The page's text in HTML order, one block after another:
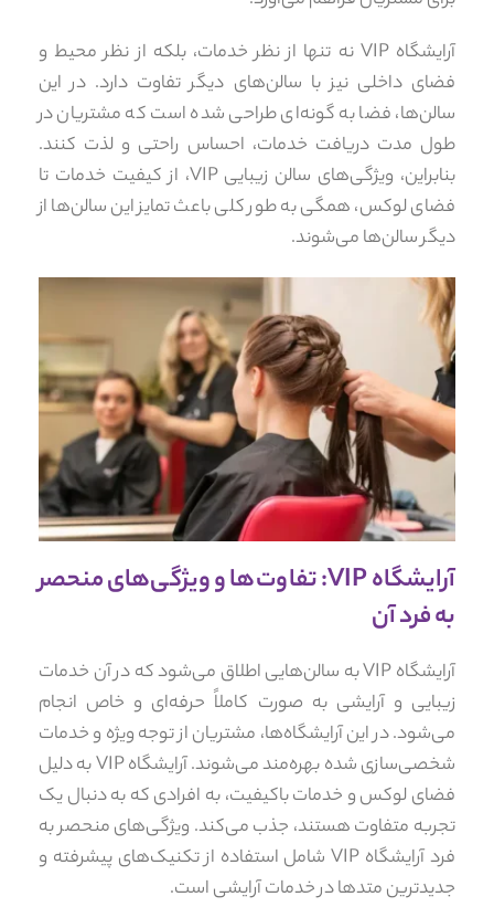
آرایشگاه VIP نه تنها از نظر خدمات، بلکه از نظر محیط و
فضای داخلی نیز با سالن‌های دیگر تفاوت دارد. در این
سالن‌ها، فضا به گونه‌ای طراحی شده است که مشتریان در
طول مدت دریافت خدمات، احساس راحتی و لذت کنند.
بنابراین، ویژگی‌های سالن زیبایی VIP، از کیفیت خدمات تا
فضای لوکس، همگی به طور کلی باعث تمایز این سالن‌ها از
دیگر سالن‌ها می‌شوند.
آرایشگاه VIP: تفاوت‌ها و ویژگی‌های منحصر
به فرد آن
آرایشگاه VIP به سالن‌هایی اطلاق می‌شود که در آن خدمات
زیبایی و آرایشی به صورت کاملاً حرفه‌ای و خاص انجام
می‌شود. در این آرایشگاه‌ها، مشتریان از توجه ویژه و خدمات
شخصی‌سازی شده بهره‌مند می‌شوند. آرایشگاه VIP به دلیل
فضای لوکس و خدمات باکیفیت، به افرادی که به دنبال یک
تجربه متفاوت هستند، جذب می‌کند. ویژگی‌های منحصر به
فرد آرایشگاه VIP شامل استفاده از تکنیک‌های پیشرفته و
جدیدترین متدها در خدمات آرایشی است.